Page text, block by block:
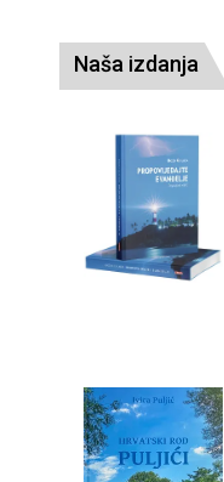
Naša izdanja